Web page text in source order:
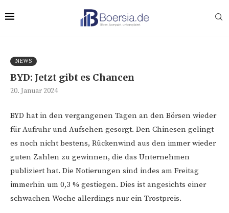
NEWS
BYD: Jetzt gibt es Chancen
20. Januar 2024
BYD hat in den vergangenen Tagen an den Börsen wieder
für Aufruhr und Aufsehen gesorgt. Den Chinesen gelingt
es noch nicht bestens, Rückenwind aus den immer wieder
guten Zahlen zu gewinnen, die das Unternehmen
publiziert hat. Die Notierungen sind indes am Freitag
immerhin um 0,3 % gestiegen. Dies ist angesichts einer
schwachen Woche allerdings nur ein Trostpreis.